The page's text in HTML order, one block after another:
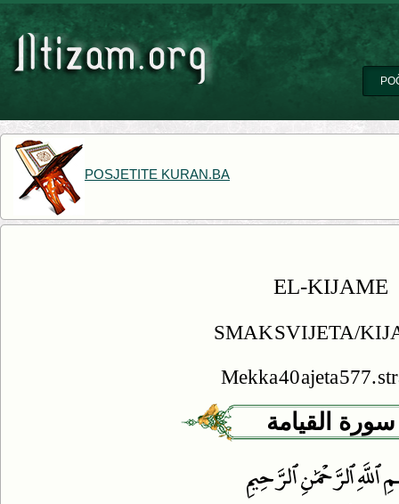
POSJETITE KURAN.BA
EL-KIJAME
SMAK SVIJETA/
Mekka 40 ajeta 577.
سورة القيامة
ٱللَّهِ ٱلرَّحْمَٰنِ ٱ لرَّحِيمِ